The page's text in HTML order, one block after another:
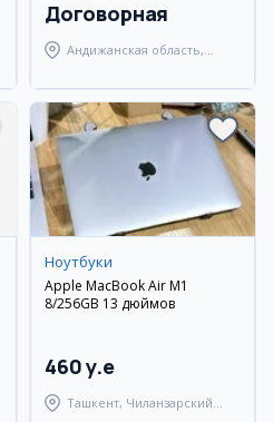
Договорная
Андижанская область,
Ноутбуки
Apple MacBook Air M1
8/256GB 13 дюймов
460 y.e
Ташкент, Чиланзарский